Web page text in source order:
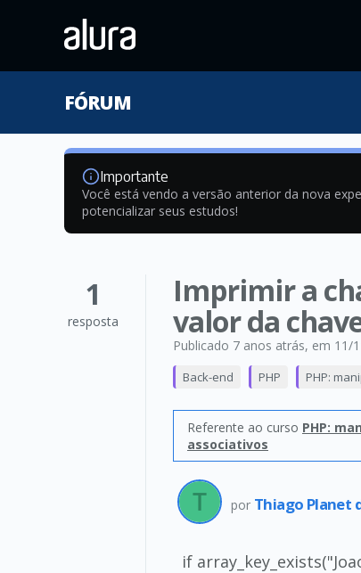
FÓRUM
Importante
Você está vendo a versão anterior da nova
potencializar seus estudos!
1
resposta
Imprimir a
valor da
Publicado 7 anos atrás, em 11/
Back-end PHP PHP:
Referente ao curso PHP:
associativos
por Thiago Planet
if